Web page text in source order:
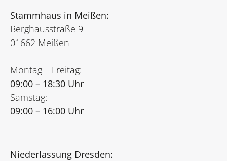
Stammhaus in Meißen:
Berghausstraße 9
01662 Meißen
Montag – Freitag:
09:00 – 18:30 Uhr
Samstag:
09:00 – 16:00 Uhr
Niederlassung Dresden: